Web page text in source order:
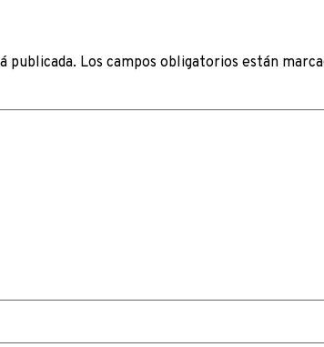
publicada. Los campos obligatorios están